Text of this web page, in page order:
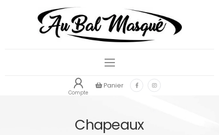
Compte
Panier
Chapeaux